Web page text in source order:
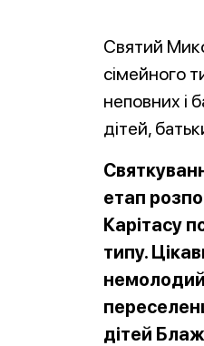
Святий
сімейного
неповних і
дітей,
етап
Карітасу
типу.
дітей